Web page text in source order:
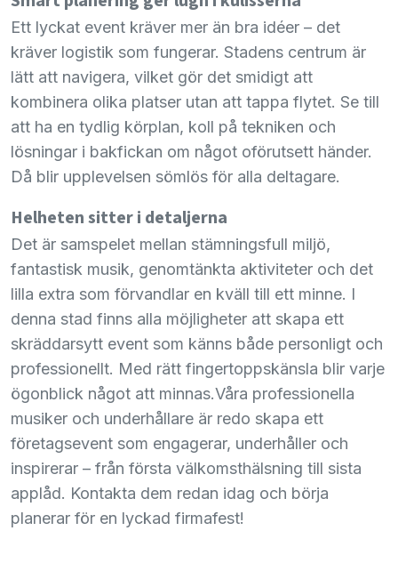
Ett lyckat event kräver mer än bra idéer – det
kräver logistik som fungerar. Stadens centrum är
lätt att navigera, vilket gör det smidigt att
kombinera olika platser utan att tappa flytet. Se till
att ha en tydlig körplan, koll på tekniken och
lösningar i bakfickan om något oförutsett händer.
Då blir upplevelsen sömlös för alla deltagare.
Helheten sitter i detaljerna
Det är samspelet mellan stämningsfull miljö,
fantastisk musik, genomtänkta aktiviteter och det
lilla extra som förvandlar en kväll till ett minne. I
denna stad finns alla möjligheter att skapa ett
skräddarsytt event som känns både personligt och
professionellt. Med rätt fingertoppskänsla blir varje
ögonblick något att minnas.Våra professionella
musiker och underhållare är redo skapa ett
företagsevent som engagerar, underhåller och
inspirerar – från första välkomsthälsning till sista
applåd. Kontakta dem redan idag och börja
planerar för en lyckad firmafest!